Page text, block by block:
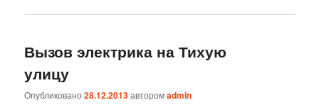
Вызов электрика на Тихую
улицу
Опубликовано28.12.2013авторомadmin